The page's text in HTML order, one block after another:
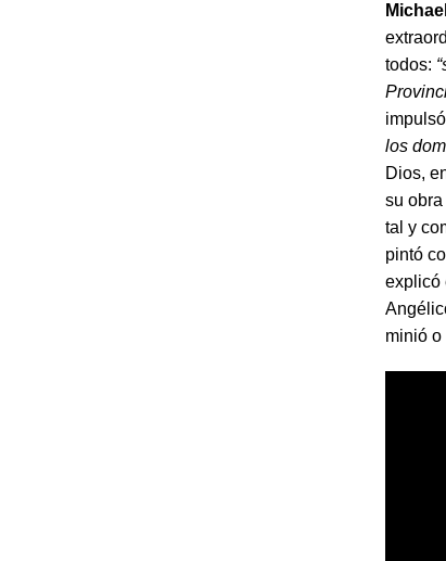
todos:
los
Dios,
su
tal y
pintó
explicó
minió o